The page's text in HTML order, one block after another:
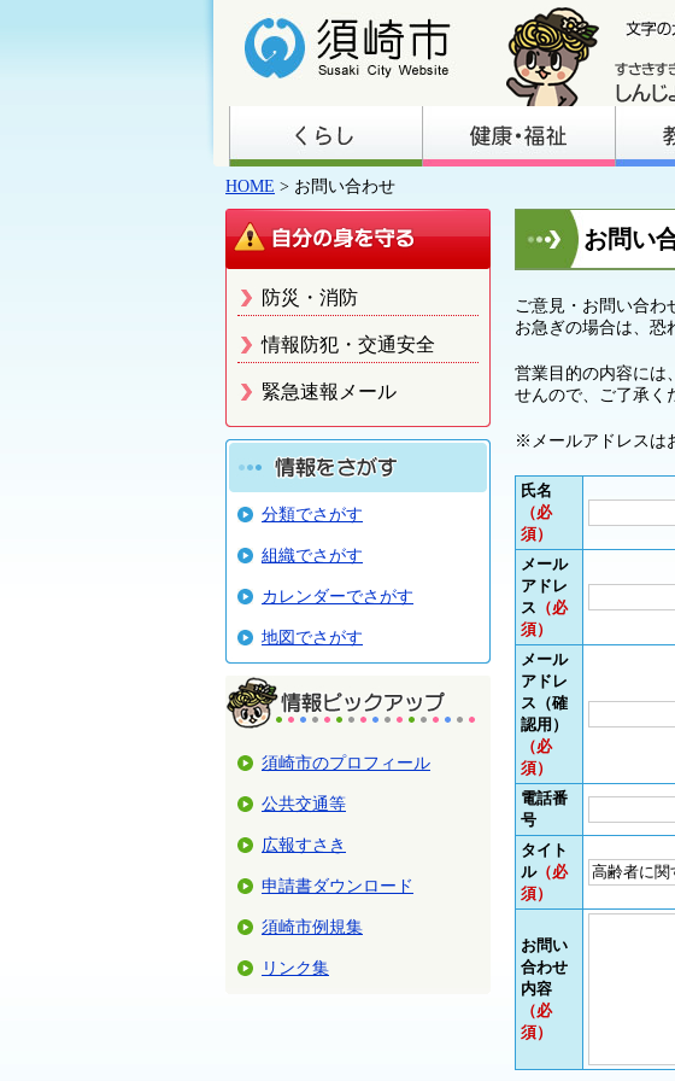
HOME > お問い合わせ
防災・消防
情報防犯・交通安全
緊急速報メール
分類でさがす
組織でさがす
カレンダーでさがす
地図でさがす
須崎市のプロフィール
公共交通等
広報すさき
申請書ダウンロード
須崎市例規集
リンク集
お問い
ご意見・お問い合わ
お急ぎの場合は、恐
営業目的の内容には
せんので、ご了承く
※メールアドレスは
氏名
（必
須）
メール
アドレ
ス （必
須）
メール
アドレ
ス（確
認用）
（必
須）
電話番
号
タイト
ル（必
須）
お問い
合わせ
内容
（必
須）